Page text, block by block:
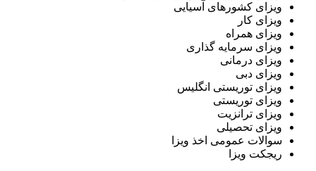
کشورهای آسیایی
کار
همراه
سرمایه گذاری
درمانی
دبی
توریستی انگلیس
توریستی
ترانزیت
تحصیلی
عمومی اخذ ویزا
ویزا